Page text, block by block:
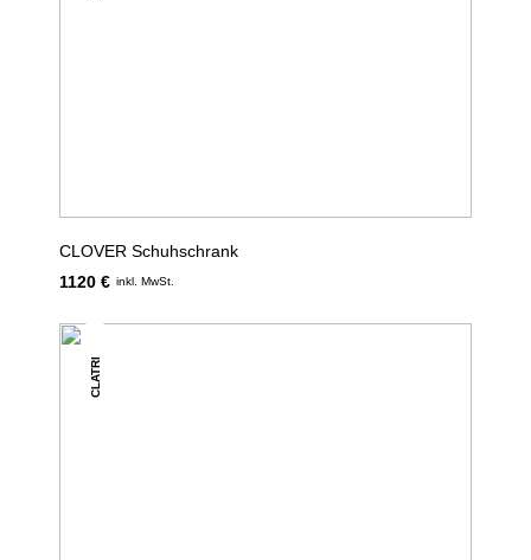
CLOVER Schuhschrank
1120 € inkl. MwSt.
CLATRI